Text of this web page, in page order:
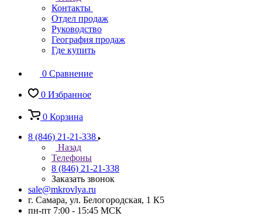
Контакты
Отдел продаж
Руководство
География продаж
Где купить
0 Сравнение
0 Избранное
0 Корзина
8 (846) 21-21-338
Назад
Телефоны
8 (846) 21-21-338
Заказать звонок
sale@mkrovlya.ru
г. Самара, ул. Белогородская, 1 К5
пн-пт 7:00 - 15:45 МСК